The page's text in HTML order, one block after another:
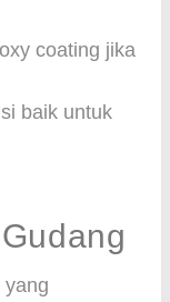
coating jika
baik untuk
yang